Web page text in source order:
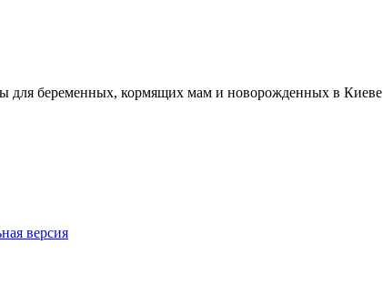
для беременных, кормящих мам и новорожденных в Киеве
версия